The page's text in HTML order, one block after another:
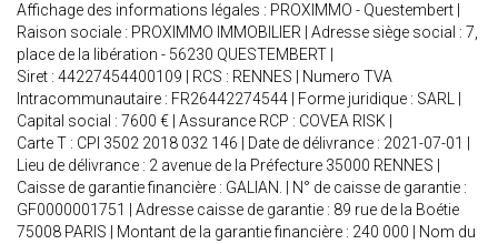
Affichage des informations légales : PROXIMMO - Questembert |
Raison sociale : PROXIMMO IMMOBILIER | Adresse siège social : 7,
place de la libération - 56230 QUESTEMBERT |
Siret : 44227454400109 | RCS : RENNES | Numero TVA
Intracommunautaire : FR26442274544 | Forme juridique : SARL |
Capital social : 7600 € | Assurance RCP : COVEA RISK |
Carte T : CPI 3502 2018 032 146 | Date de délivrance : 2021-07-01 |
Lieu de délivrance : 2 avenue de la Préfecture 35000 RENNES |
Caisse de garantie financière : GALIAN. | N° de caisse de garantie :
GF0000001751 | Adresse caisse de garantie : 89 rue de la Boétie
75008 PARIS | Montant de la garantie financière : 240 000 | Nom du